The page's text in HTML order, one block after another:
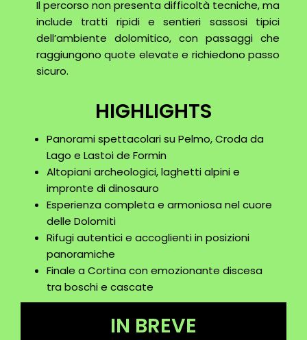
Il percorso non presenta difficoltà tecniche, ma
include tratti ripidi e sentieri sassosi tipici
dell’ambiente dolomitico, con passaggi che
raggiungono quote elevate e richiedono passo
sicuro.
HIGHLIGHTS
Panorami spettacolari su Pelmo, Croda da
Lago e Lastoi de Formin
Altopiani archeologici, laghetti alpini e
impronte di dinosauro
Esperienza completa e armoniosa nel cuore
delle Dolomiti
Rifugi autentici e accoglienti in posizioni
panoramiche
Finale a Cortina con emozionante discesa
tra boschi e cascate
IN BREVE